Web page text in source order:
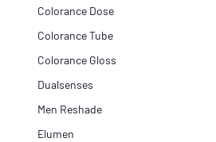
Colorance Dose
Colorance Tube
Colorance Gloss
Dualsenses
Men Reshade
Elumen